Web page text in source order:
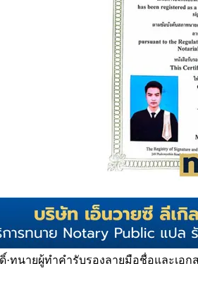
·ทนายผู้ทำคำรับรองลายมือชื่อและเอก